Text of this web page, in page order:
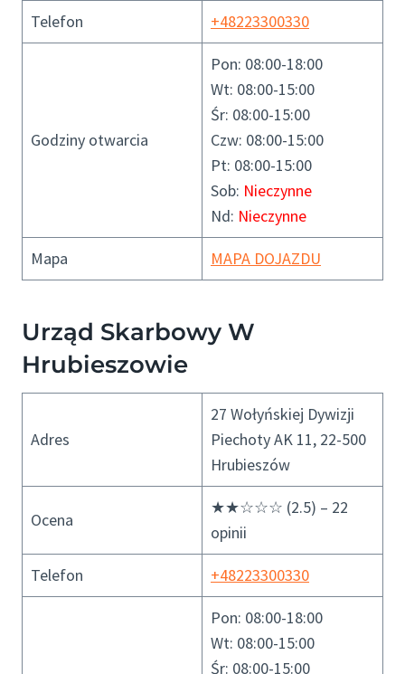
Telefon +48223300330
Godziny otwarcia
Pon: 08:00-18:00
Wt: 08:00-15:00
Śr: 08:00-15:00
Czw: 08:00-15:00
Pt: 08:00-15:00
Sob: Nieczynne
Nd: Nieczynne
Mapa MAPA DOJAZDU
Urząd Skarbowy W
Hrubieszowie
Adres
27 Wołyńskiej Dywizji
Piechoty AK 11, 22-500
Hrubieszów
Ocena
★★☆☆☆ (2.5) – 22
opinii
Telefon +48223300330
Pon: 08:00-18:00
Wt: 08:00-15:00
Śr: 08:00-15:00